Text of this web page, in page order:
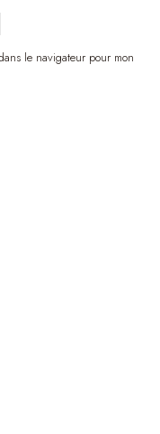
le navigateur pour mon